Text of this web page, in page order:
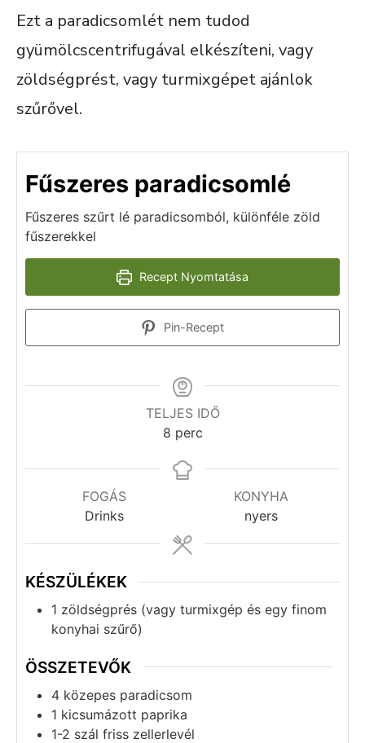
Ezt a paradicsomlét nem tudod
gyümölcscentrifugával elkészíteni, vagy
zöldségprést, vagy turmixgépet ajánlok
szűrővel.
Fűszeres paradicsomlé
Fűszeres szűrt lé paradicsomból, különféle zöld
fűszerekkel
Recept Nyomtatása
Pin-Recept
TELJES IDŐ
8 perc
FOGÁS
Drinks
KONYHA
nyers
KÉSZÜLÉKEK
1 zöldségprés (vagy turmixgép és egy finom
konyhai szűrő)
ÖSSZETEVŐK
4 közepes paradicsom
1 kicsumázott paprika
1-2 szál friss zellerlevél